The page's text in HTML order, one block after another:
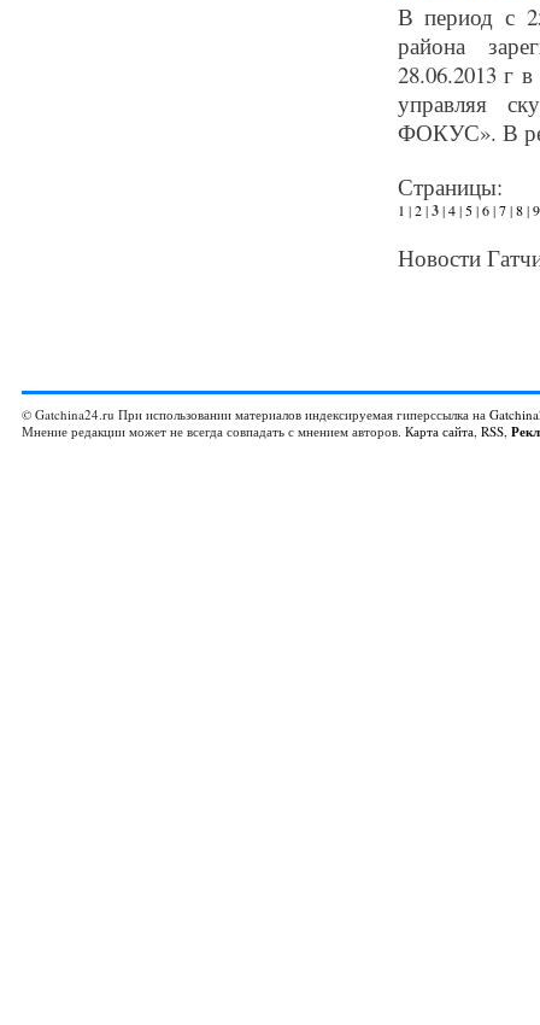
В период с
района
28.06.2013 г
управляя
ФОКУС». В
Страницы:
1 |2|3|4| 5|6|7|8|9
Новости
© Gatchina24.ru При использовании материалов индексируемая гиперссылка на
Мнение редакции может не всегда совпадать с мнением авторов. Карта сайта, RSS,